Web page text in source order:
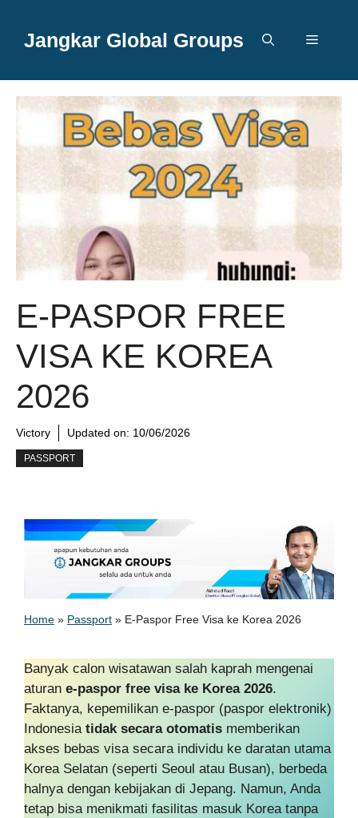
Jangkar Global Groups Menu
E-PASPOR FREE
VISA KE KOREA
2026
Victory Updated on: 10/06/2026
PASSPORT
Home » Passport » E-Paspor Free Visa ke Korea 2026
Banyak calon wisatawan salah kaprah mengenai
aturan e-paspor free visa ke Korea 2026.
Faktanya, kepemilikan e-paspor (paspor elektronik)
Indonesia tidak secara otomatis memberikan
akses bebas visa secara individu ke daratan utama
Korea Selatan (seperti Seoul atau Busan), berbeda
halnya dengan kebijakan di Jepang. Namun, Anda
tetap bisa menikmati fasilitas masuk Korea tanpa